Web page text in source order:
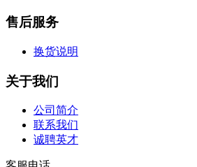
售后服务
换货说明
关于我们
公司简介
联系我们
诚聘英才